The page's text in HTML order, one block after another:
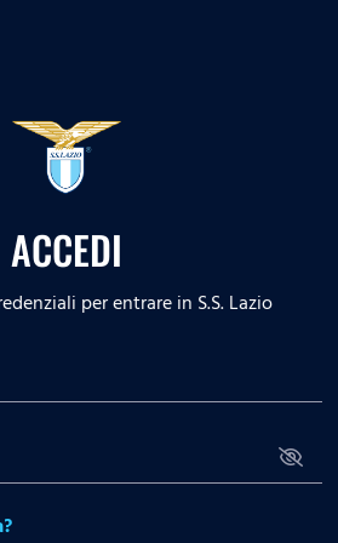
ACCEDI
per entrare in S.S. Lazio